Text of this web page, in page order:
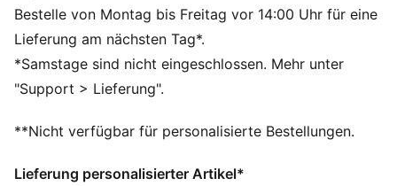
Kleidungsstück zu mindestens 95 % aus
Recyclingmaterial von Textilabfällen und anderen
gebrauchten Materialien hergestellt
DETAILS
Regular Fit
individuelle Passform
Atmungsaktivität bei intensiven Trainingseinheiten
Bestelle von Montag bis Freitag vor 14:00 Uhr für eine
Lieferung am nächsten Tag*.
*Samstage sind nicht eingeschlossen. Mehr unter
"Support > Lieferung".
**Nicht verfügbar für personalisierte Bestellungen.
Lieferung personalisierter Artikel*